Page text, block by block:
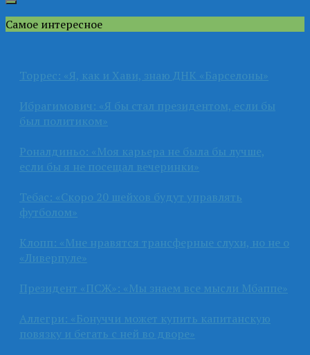
Самое интересное
Торрес: «Я, как и Хави, знаю ДНК «Барселоны»
Ибрагимович: «Я бы стал президентом, если бы
был политиком»
Роналдиньо: «Моя карьера не была бы лучше,
если бы я не посещал вечеринки»
Тебас: «Скоро 20 шейхов будут управлять
футболом»
Клопп: «Мне нравятся трансферные слухи, но не о
«Ливерпуле»
Президент «ПСЖ»: «Мы знаем все мысли Мбаппе»
Аллегри: «Бонуччи может купить капитанскую
повязку и бегать с ней во дворе»